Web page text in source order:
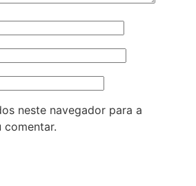
neste navegador para a
comentar.